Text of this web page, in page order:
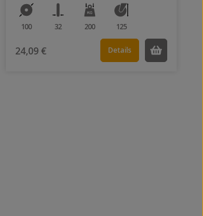
100 32 200 125
24,09 € Details